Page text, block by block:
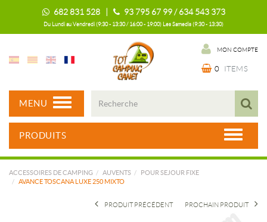
682 831 528 | 93 795 67 99 / 634 543 373
Du Lundi au Vendredi (9:30 - 13:30 / 16:00 - 19:00) Les Samedis (9:30 - 13:30)
MON COMPTE
0 ITEMS
MENU
PRODUITS
ACCESSOIRES DE CAMPING AUVENTS
POUR SEJOUR FIXE
AVANCE TOSCANA LUXE 250 MIXTO
PROCHAIN PRODUIT
PRODUIT PRÉCÉDENT